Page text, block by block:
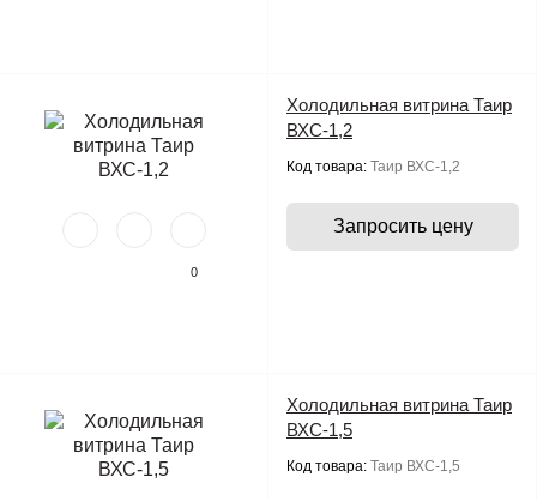
0
Холодильная витрина Таир
ВХС-1,2
Код товара: Таир ВХС-1,2
Запросить цену
Холодильная витрина Таир
ВХС-1,5
Код товара: Таир ВХС-1,5